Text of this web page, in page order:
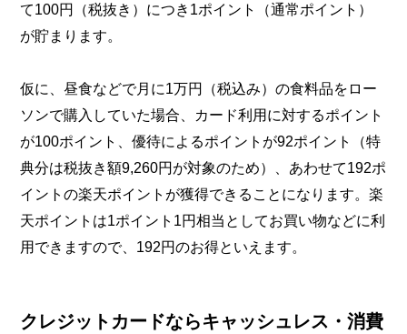
て100円（税抜き）につき1ポイント（通常ポイント）
が貯まります。
仮に、昼食などで月に1万円（税込み）の食料品をロー
ソンで購入していた場合、カード利用に対するポイント
が100ポイント、優待によるポイントが92ポイント（特
典分は税抜き額9,260円が対象のため）、あわせて192ポ
イントの楽天ポイントが獲得できることになります。楽
天ポイントは1ポイント1円相当としてお買い物などに利
用できますので、192円のお得といえます。
クレジットカードならキャッシュレス・消費